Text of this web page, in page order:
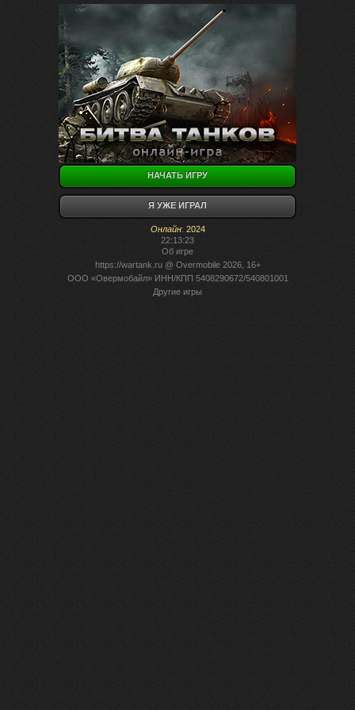
НАЧАТЬ ИГРУ
Я УЖЕ ИГРАЛ
Онлайн: 2024
22:13:23
Об игре
https://wartank.ru@ Overmobile 2026, 16+
ООО «Овермобайл» ИНН/КПП 5408290672/540801001
Другие игры